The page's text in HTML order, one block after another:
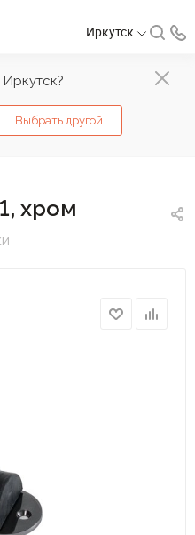
Выбрать другой
Иркутск
хром